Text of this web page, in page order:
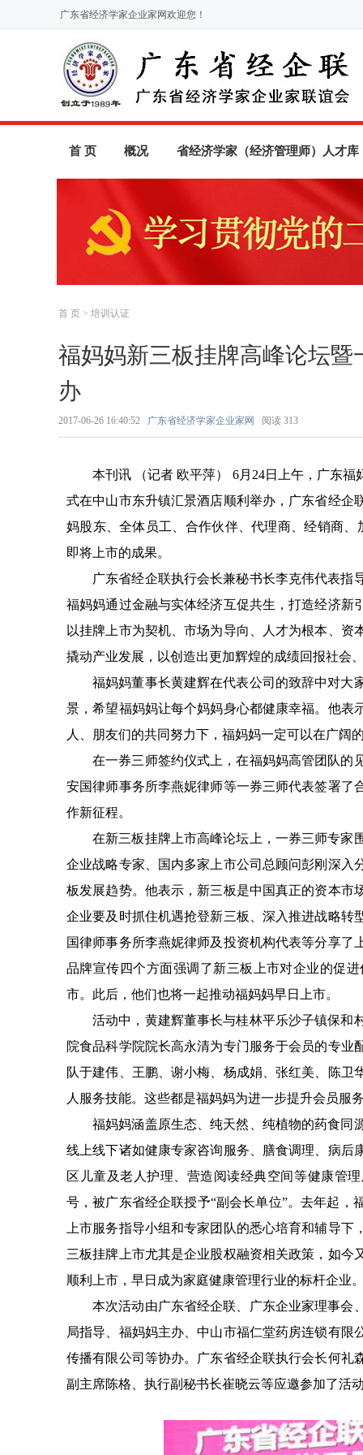
广东省经济学家企业家网欢迎您！
首 页 概况 省经济学家（经济管理师）人才库
首 页 > 培训认证
福妈妈新三板挂牌高峰论坛
办
2017-06-26 16:40:52 广东省经济学家企业家网 阅读 313
本刊讯 （记者 欧平萍）
6月24日上午，广东福
式在中山市东升镇汇景酒店顺利举办，广东省经企
妈股东、全体员工、合作伙伴、代理商、经销商
即将上市的成果。
广东省经企联执行会长兼秘书长李克伟代表
福妈妈通过金融与实体经济互促共生，打造经济新
以挂牌上市为契机、市场为导向、人才为根本、
撬动产业发展，以创造出更加辉煌的成绩回报社会
福妈妈董事长黄建辉在代表公司的致辞中对大
景，希望福妈妈让每个妈妈身心都健康幸福。他表
人、朋友们的共同努力下，福妈妈一定可以在广阔
在一券三师签约仪式上，在福妈妈高管团队的
安国律师事务所李燕妮律师等一券三师代表签署了
作新征程。
在新三板挂牌上市高峰论坛上，一券三师专家
企业战略专家、国内多家上市公司总顾问彭刚深入
板发展趋势。他表示，新三板是中国真正的资本市
企业要及时抓住机遇抢登新三板、深入推进战略转
国律师事务所李燕妮律师及投资机构代表等分享
品牌宣传四个方面强调了新三板上市对企业的促
市。此后，他们也将一起推动福妈妈早日上市。
活动中，黄建辉董事长与桂林平乐沙子镇保和
院食品科学院院长高永清为专门服务于会员的专业
队于建伟、王鹏、谢小梅、杨成娟、张红美、陈
人服务技能。这些都是福妈妈为进一步提升会员服
福妈妈涵盖原生态、纯天然、纯植物的药食同
线上线下诸如健康专家咨询服务、膳食调理、病后
区儿童及老人护理、营造阅读经典空间等健康管
号，被广东省经企联授予“副会长单位”。去年起
上市服务指导小组和专家团队的悉心培育和辅导
三板挂牌上市尤其是企业股权融资相关政策，如
顺利上市，早日成为家庭健康管理行业的标杆企业
本次活动由广东省经企联、广东企业家理事会
局指导、福妈妈主办、中山市福仁堂药房连锁有
传播有限公司等协办。广东省经企联执行会长何礼
副主席陈格、执行副秘书长崔晓云等应邀参加了活